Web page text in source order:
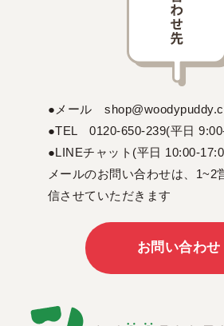
●メール
●TEL 0120-650-239(平日
●LINEチャット(平日 10:00-
メールのお問い合わせは、1~2
信させていただきます
お問い合わせ